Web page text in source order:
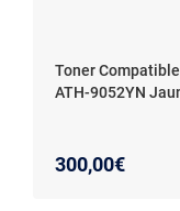
Toner
ATH-9052YN
300,00€